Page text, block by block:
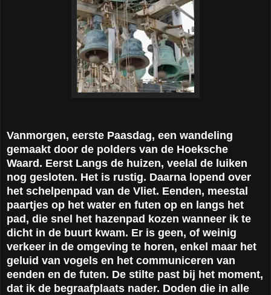
Vanmorgen, eerste Paasdag, een wandeling
gemaakt door de polders van de Hoeksche
Waard. Eerst Langs de huizen, veelal de luiken
nog gesloten. Het is rustig. Daarna lopend over
het schelpenpad van de Vliet. Eenden, meestal
paartjes op het water en futen op en langs het
pad, die snel het hazenpad kozen wanneer ik te
dicht in de buurt kwam. Er is geen, of weinig
verkeer in de omgeving te horen, enkel maar het
geluid van vogels en het communiceren van
eenden en de futen. De stilte past bij het moment,
dat ik de begraafplaats nader. Doden die in alle